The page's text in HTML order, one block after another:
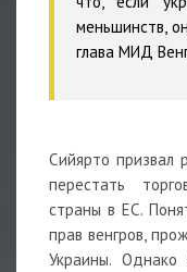
меньшинств,
глава МИД
Сийярто призвал
перестать
страны в ЕС.
прав венгров,
Украины.